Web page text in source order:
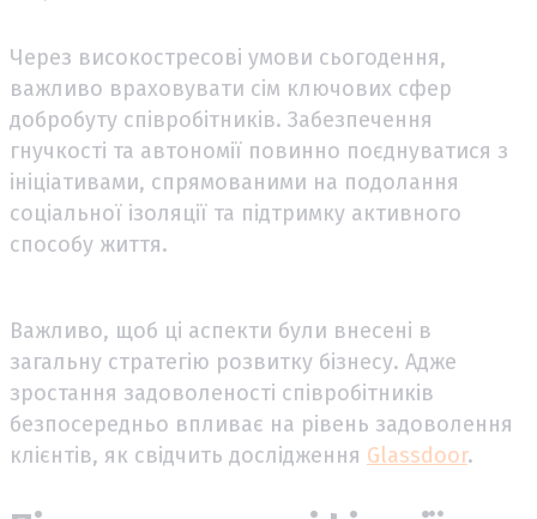
Через високостресові умови сьогодення,
важливо враховувати сім ключових сфер
добробуту співробітників. Забезпечення
гнучкості та автономії повинно поєднуватися з
ініціативами, спрямованими на подолання
соціальної ізоляції та підтримку активного
способу життя.
Важливо, щоб ці аспекти були внесені в
загальну стратегію розвитку бізнесу. Адже
зростання задоволеності співробітників
безпосередньо впливає на рівень задоволення
клієнтів, як свідчить дослідження Glassdoor.